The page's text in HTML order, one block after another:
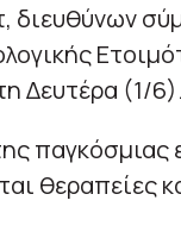
διευθύνων
Δευτέρα (1/6).
παγκόσμιας
θεραπείες